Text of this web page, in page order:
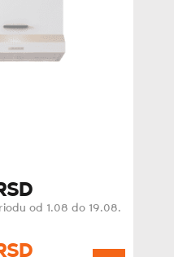
od 1.08 do 19.08.